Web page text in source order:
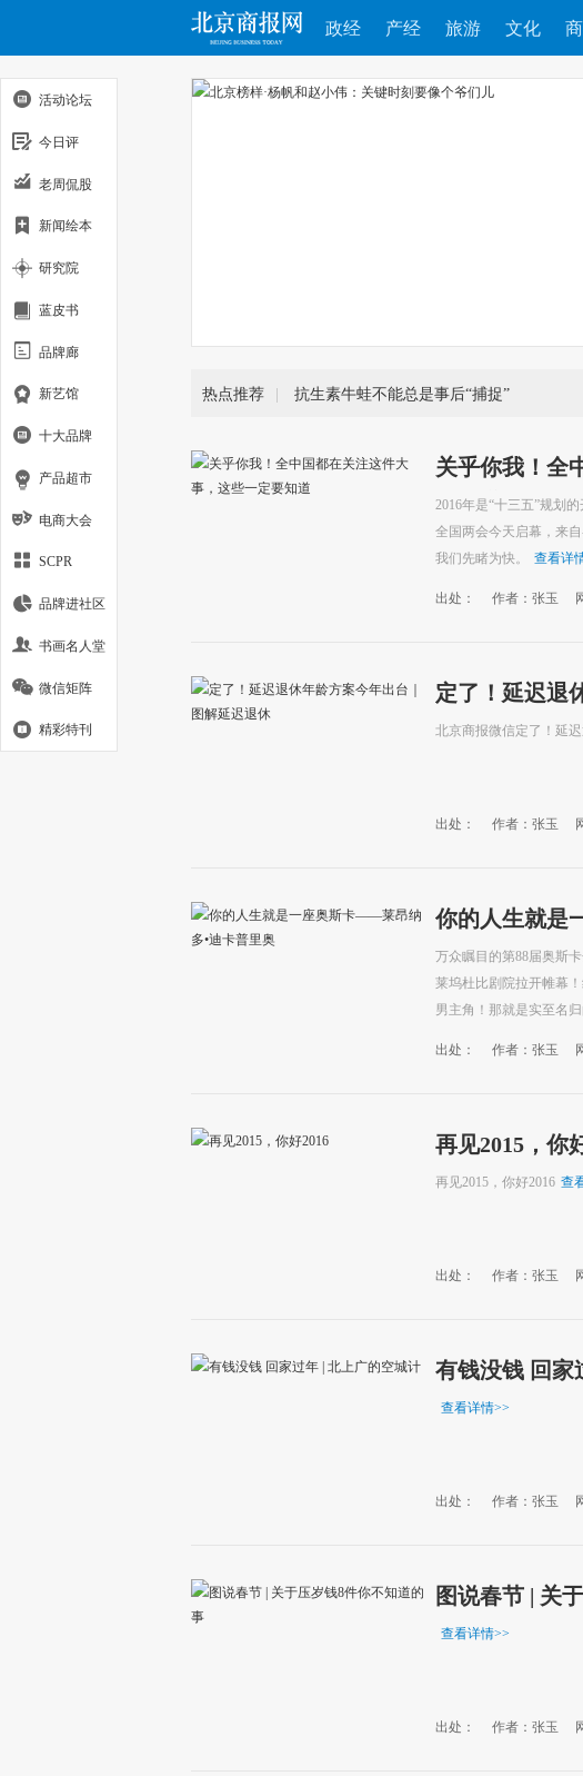
政经 产经 旅游 文化
热点推荐 | 抗生素牛蛙不能总是事后“捕捉”
关乎你我！全
要知道
2016年是“十三五”规划
全国两会今天启幕，来
我们先睹为快。
查看详
出处： 作者：张玉
定了！延迟退
休
北京商报微信定了！延
出处： 作者：张玉
你的人生就是
奥
万众瞩目的第88届奥斯
莱坞杜比剧院拉开帷幕
男主角！那就是实至名归
出处： 作者：张玉
再见2015，你
再见2015，你好2016 查
出处： 作者：张玉
有钱没钱 回家
查看详情>>
出处： 作者：张玉
图说春节 | 关
查看详情>>
出处： 作者：张玉
活动论坛
今日评
老周侃股
新闻绘本
研究院
蓝皮书
品牌廊
新艺馆
十大品牌
产品超市
电商大会
SCPR
品牌进社区
书画名人堂
微信矩阵
精彩特刊